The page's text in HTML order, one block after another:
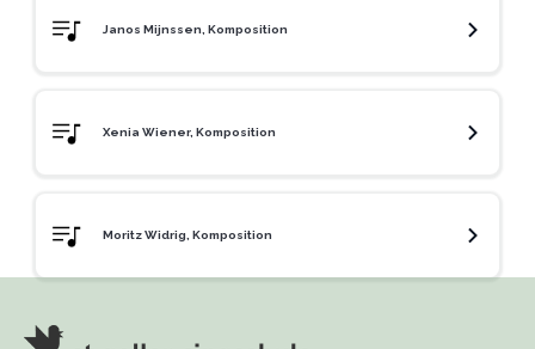
Janos Mijnssen, Komposition
Xenia Wiener, Komposition
Moritz Widrig, Komposition